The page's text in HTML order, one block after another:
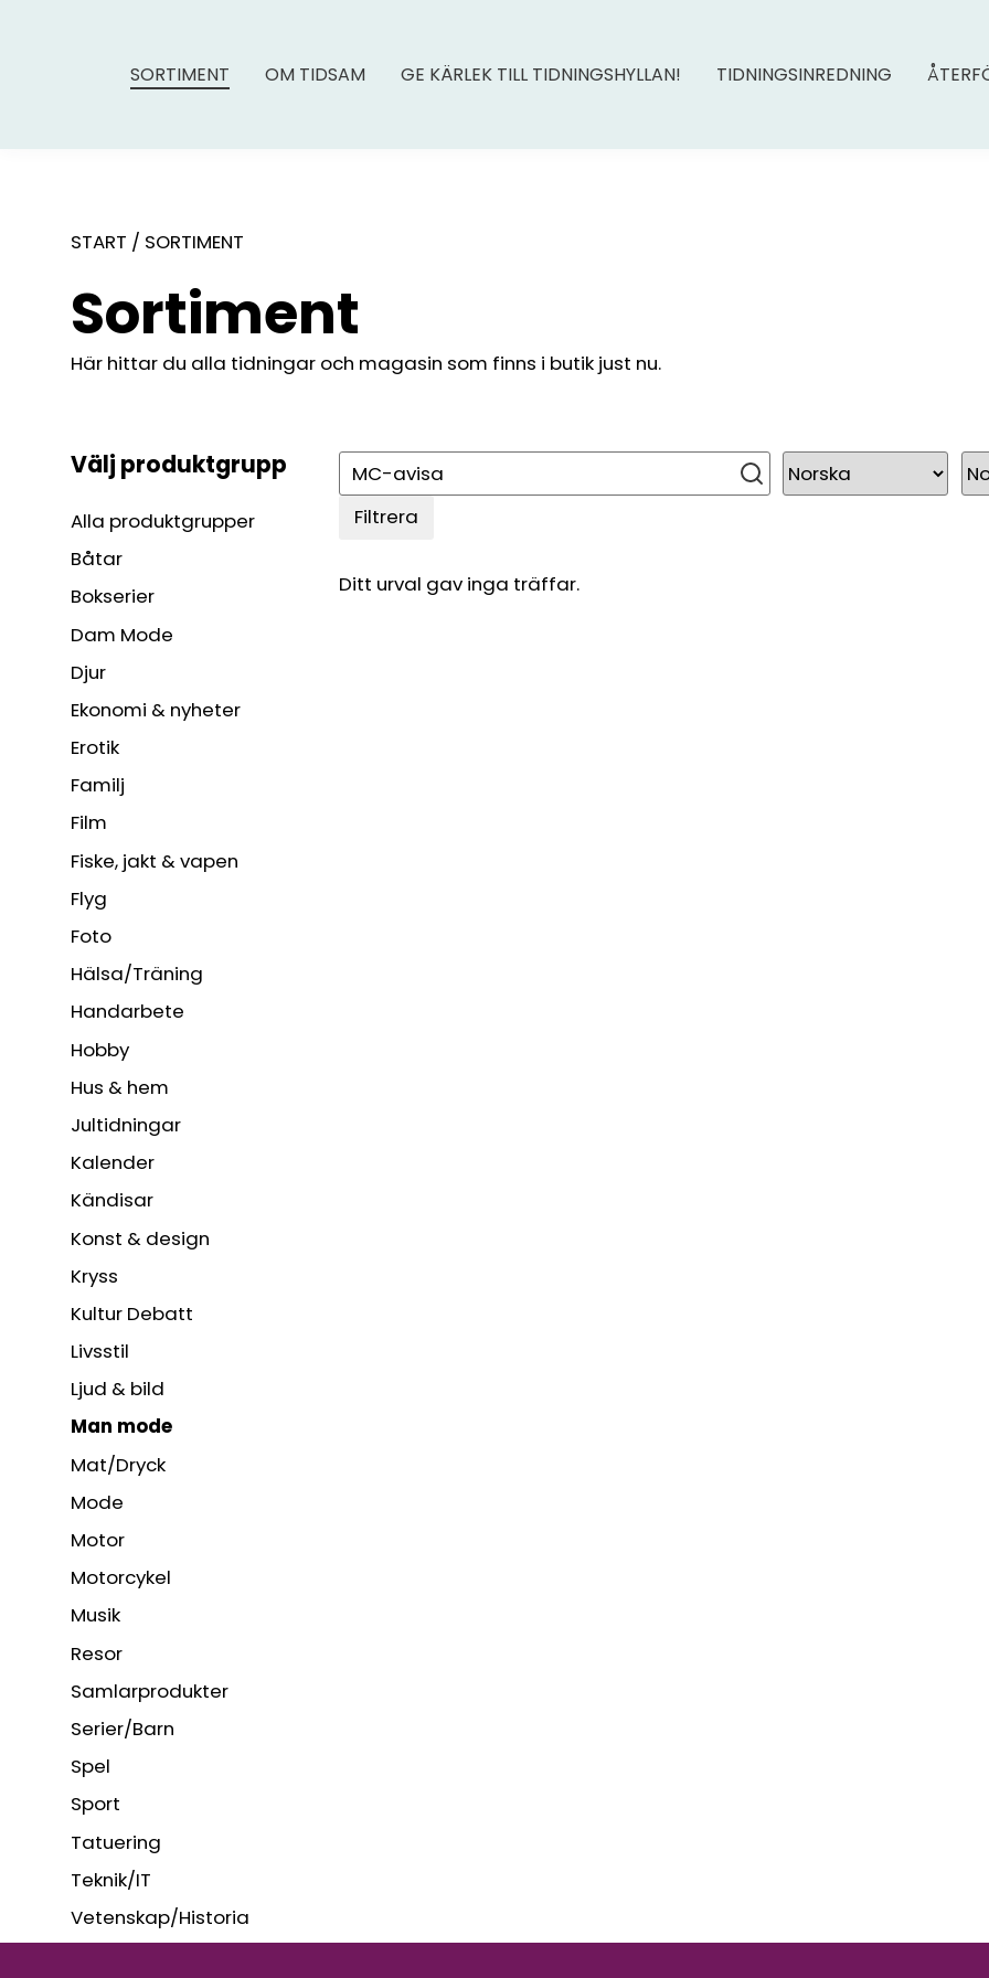
SORTIMENT OM TIDSAM GE KÄRLEK TILL TIDNINGSHYLLAN! TIDNINGSINREDNING
START / SORTIMENT
Sortiment
Här hittar du alla tidningar och magasin som finns i butik just nu.
Välj produktgrupp
Alla produktgrupper
Båtar
Bokserier
Dam Mode
Djur
Ekonomi & nyheter
Erotik
Familj
Film
Fiske, jakt & vapen
Flyg
Foto
Hälsa/Träning
Handarbete
Hobby
Hus & hem
Jultidningar
Kalender
Kändisar
Konst & design
Kryss
Kultur Debatt
Livsstil
Ljud & bild
Man mode
Mat/Dryck
Mode
Motor
Motorcykel
Musik
Resor
Samlarprodukter
Serier/Barn
Spel
Sport
Tatuering
Teknik/IT
Vetenskap/Historia
Sök
Filtrera
Ditt urval gav inga träffar.